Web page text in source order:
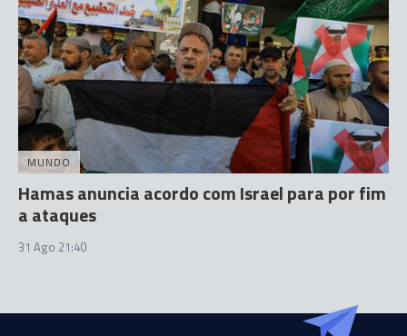
MUNDO
Hamas anuncia acordo com Israel para por fim
a ataques
31 Ago 21:40